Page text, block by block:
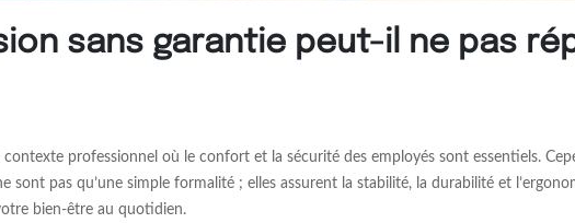
sans garantie peut-il ne pas
professionnel où le confort et la sécurité des employés sont essentiels.
sont pas qu’une simple formalité ; elles assurent la stabilité, la durabilité et
bien-être au quotidien.